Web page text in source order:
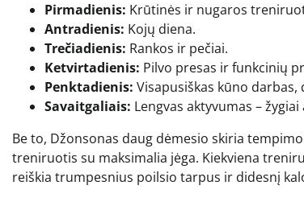
Pirmadienis: Krūtinės ir nugaros
Antradienis: Kojų diena.
Trečiadienis: Rankos ir pečiai.
Ketvirtadienis: Pilvo presas ir funkcinių
Penktadienis: Visapusiškas kūno
Savaitgaliais: Lengvas aktyvumas –
Be to, Džonsonas daug dėmesio skiria
treniruotis su maksimalia jėga. Kiekviena
reiškia trumpesnius poilsio tarpus ir didesnį